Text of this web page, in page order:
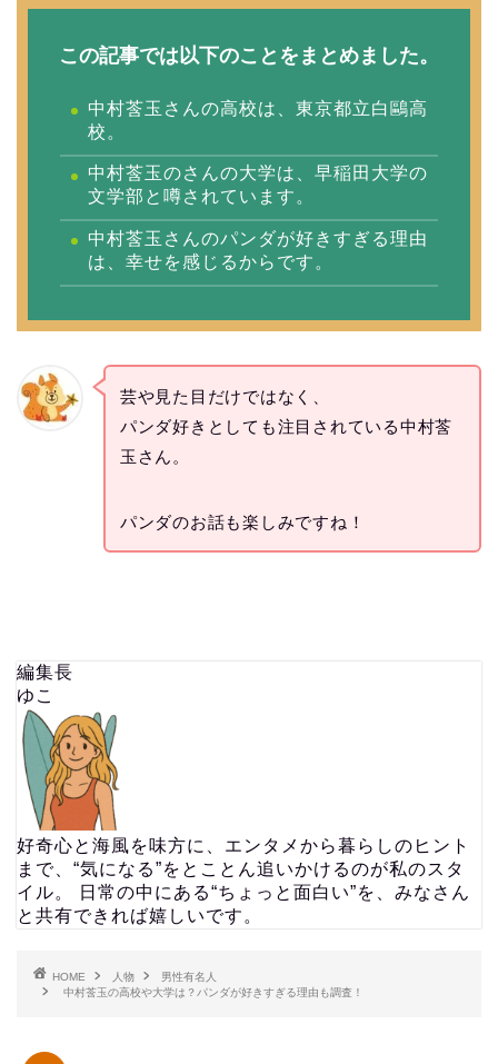
この記事では以下のことをまとめました。
中村莟玉さんの高校は、東京都立白鷗高
校。
中村莟玉のさんの大学は、早稲田大学の
文学部と噂されています。
中村莟玉さんのパンダが好きすぎる理由
は、幸せを感じるからです。
芸や見た目だけではなく、
パンダ好きとしても注目されている中村莟
玉さん。
パンダのお話も楽しみですね！
編集長
ゆこ
好奇心と海風を味方に、エンタメから暮らしのヒント
まで、“気になる”をとことん追いかけるのが私のスタ
イル。 日常の中にある“ちょっと面白い”を、みなさん
と共有できれば嬉しいです。
HOME 人物
男性有名人
中村莟玉の高校や大学は？パンダが好きすぎる理由も調査！